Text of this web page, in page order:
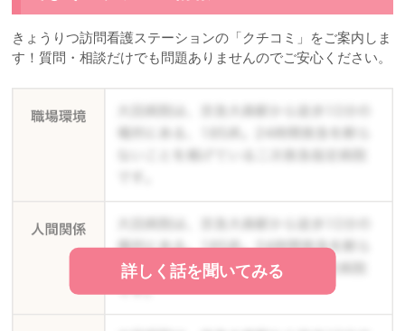
きょうりつ訪問看護ステーションの「クチコミ」をご案内しま
す！質問・相談だけでも問題ありませんのでご安心ください。
詳しく話を聞いてみる